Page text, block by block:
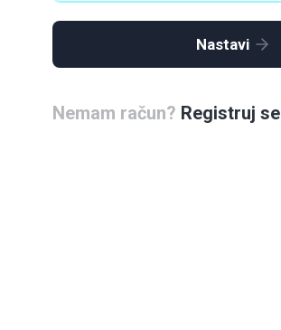
Nastavi
Nemam račun? Registruj se